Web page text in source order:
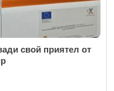
свой приятел от